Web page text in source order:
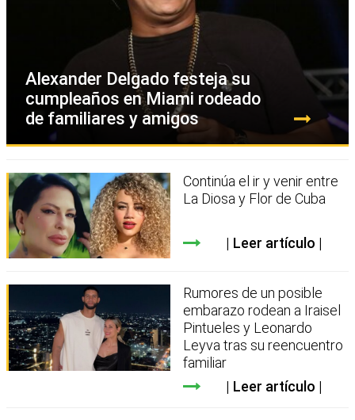
Alexander Delgado festeja su
cumpleaños en Miami rodeado
de familiares y amigos
Continúa el ir y venir entre
La Diosa y Flor de Cuba
Leer artículo
Rumores de un posible
embarazo rodean a Iraisel
Pintueles y Leonardo
Leyva tras su reencuentro
familiar
Leer artículo